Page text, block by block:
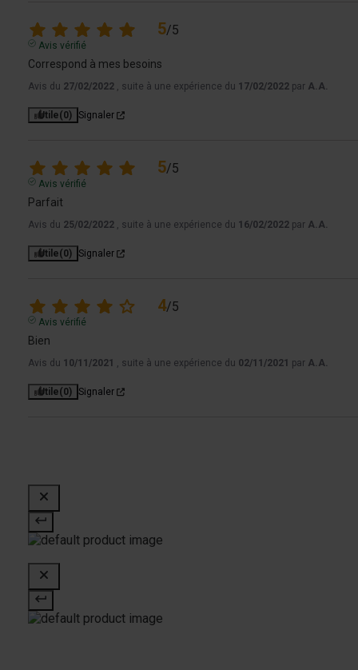
5/5
Avis vérifié
Correspond à mes besoins
Avis du 27/02/2022 , suite à une expérience du 17/02/2022 par A.A.
Utile(0) Signaler
5/5
Avis vérifié
Parfait
Avis du 25/02/2022 , suite à une expérience du 16/02/2022 par A.A.
Utile(0) Signaler
4/5
Avis vérifié
Bien
Avis du 10/11/2021 , suite à une expérience du 02/11/2021 par A.A.
Utile(0) Signaler